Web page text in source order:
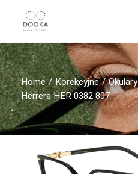
Home Korekcyjne
Herrera HER 0382 807